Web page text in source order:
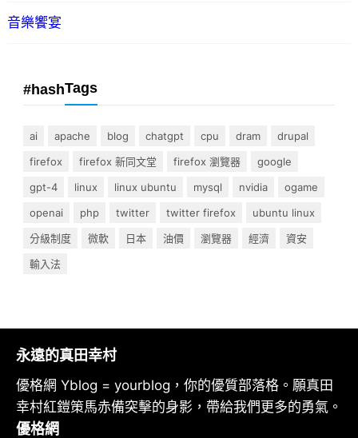
音樂饗宴
#hashTags
ai apache blog chatgpt cpu dram
drupal
firefox
firefox 新同文堂 firefox 瀏覽器
google
gpt-4
linux linux ubuntu mysql nvidia
ogame
openai
php twitter twitter firefox
ubuntu linux
分級制度
微軟 日本 油價 瀏覽器 經濟
資安
輸入法
永遠的真田幸村
優格網 Yblog = yourblog，你的優質部落格。願真田
幸村紅鎧策馬赤備突擊的身影，帶給我們更多的勇氣。
優格網